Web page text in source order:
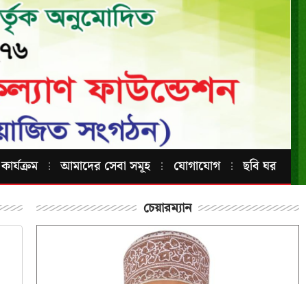
কার্যক্রম আমাদের সেবা সমূহ যোগাযোগ ছবি ঘর
চেয়ারম্যান